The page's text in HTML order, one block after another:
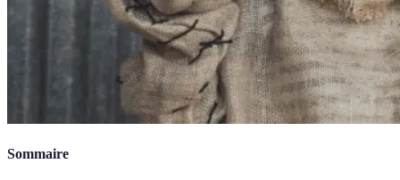
Sommaire